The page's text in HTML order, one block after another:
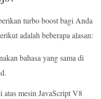
turbo boost bagi Anda
adalah beberapa alasan:
bahasa yang sama di
atas mesin JavaScript V8